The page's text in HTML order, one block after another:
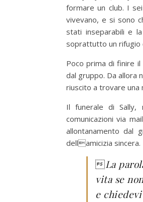
formare un club. I
vivevano, e si sono
stati inseparabili e
soprattutto un
Poco prima di finire
dal gruppo. Da allora
riuscito a trovare una
Il funerale di Sally,
comunicazioni via
allontanamento dal
dellamicizia sincera.
La
vita se
e